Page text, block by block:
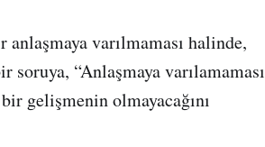
varılmaması halinde,
“Anlaşmaya varılamaması
gelişmenin olmayacağını